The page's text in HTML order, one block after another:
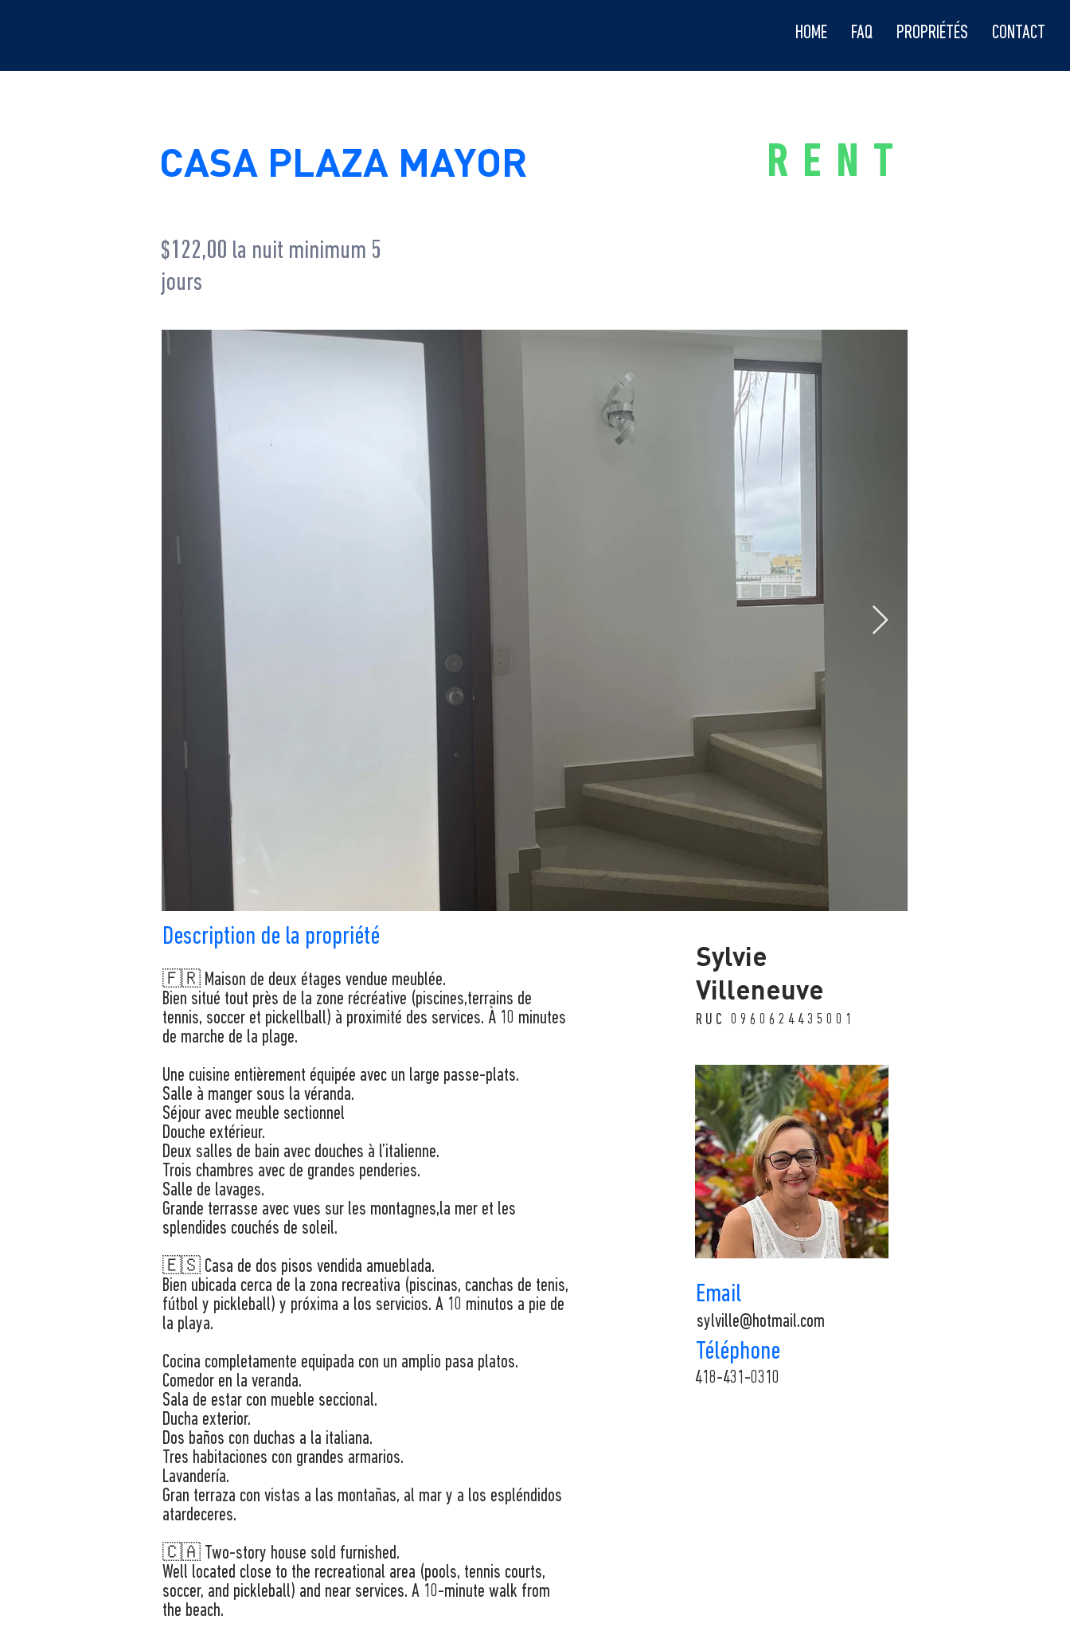
HOME FAQ PROPRIÉTÉS CONTACT
CASA PLAZA MAYOR RENT
$122,00 la nuit minimum 5
jours
Description de la propriété
🇫🇷 Maison de deux étages vendue meublée.
Bien situé tout près de la zone récréative (piscines,terrains de
tennis, soccer et pickellball) à proximité des services. À 10 minutes
de marche de la plage.
Une cuisine entièrement équipée avec un large passe-plats.
Salle à manger sous la véranda.
Séjour avec meuble sectionnel
Douche extérieur.
Deux salles de bain avec douches à l’italienne.
Trois chambres avec de grandes penderies.
Salle de lavages.
Grande terrasse avec vues sur les montagnes,la mer et les
splendides couchés de soleil.
🇪🇸 Casa de dos pisos vendida amueblada.
Bien ubicada cerca de la zona recreativa (piscinas, canchas de tenis,
fútbol y pickleball) y próxima a los servicios. A 10 minutos a pie de
la playa.
Cocina completamente equipada con un amplio pasa platos.
Comedor en la veranda.
Sala de estar con mueble seccional.
Ducha exterior.
Dos baños con duchas a la italiana.
Tres habitaciones con grandes armarios.
Lavandería.
Gran terraza con vistas a las montañas, al mar y a los espléndidos
atardeceres.
🇨🇦 Two-story house sold furnished.
Well located close to the recreational area (pools, tennis courts,
soccer, and pickleball) and near services. A 10-minute walk from
the beach.
Sylvie
Villeneuve
RUC 0960624435001
Email
sylville@hotmail.com
Téléphone
418-431-0310